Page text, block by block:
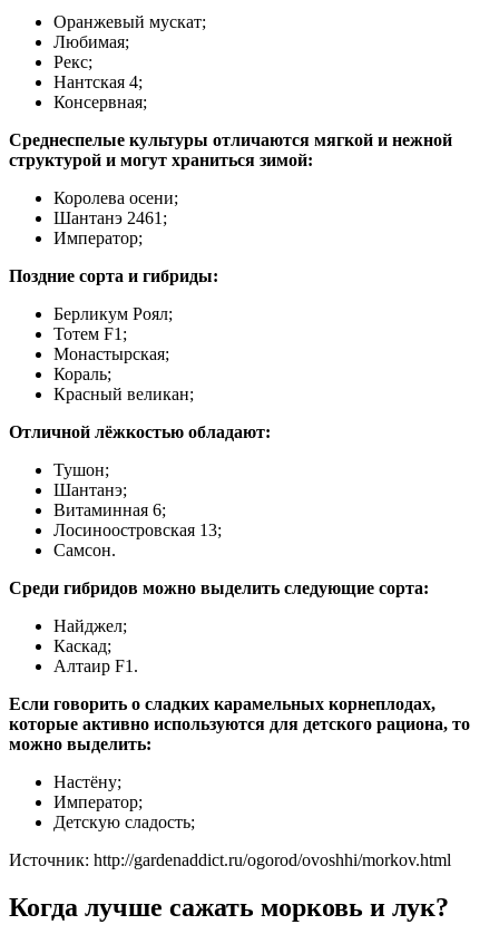
Оранжевый мускат;
Любимая;
Рекс;
Нантская 4;
Консервная;
Среднеспелые культуры отличаются мягкой и нежной
структурой и могут храниться зимой:
Королева осени;
Шантанэ 2461;
Император;
Поздние сорта и гибриды:
Берликум Роял;
Тотем F1;
Монастырская;
Кораль;
Красный великан;
Отличной лёжкостью обладают:
Тушон;
Шантанэ;
Витаминная 6;
Лосиноостровская 13;
Самсон.
Среди гибридов можно выделить следующие сорта:
Найджел;
Каскад;
Алтаир F1.
Если говорить о сладких карамельных корнеплодах,
которые активно используются для детского рациона, то
можно выделить:
Настёну;
Император;
Детскую сладость;
Источник: http://gardenaddict.ru/ogorod/ovoshhi/morkov.html
Когда лучше сажать морковь и лук?